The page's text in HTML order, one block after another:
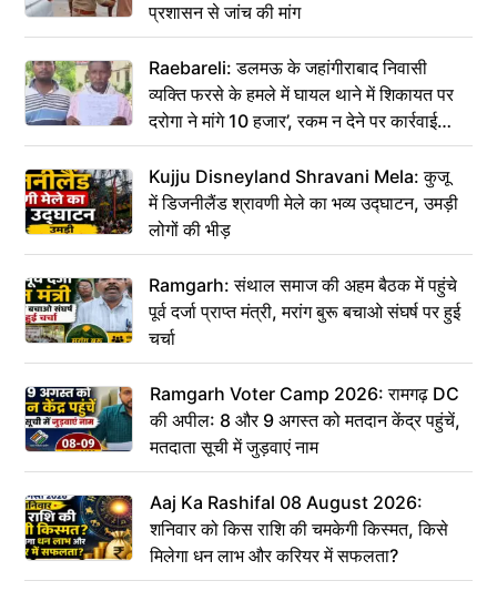
प्रशासन से जांच की मांग
Raebareli: डलमऊ के जहांगीराबाद निवासी
व्यक्ति फरसे के हमले में घायल थाने में शिकायत पर
दरोगा ने मांगे 10 हजार’, रकम न देने पर कार्रवाई
ठंडी!
Kujju Disneyland Shravani Mela: कुजू
में डिजनीलैंड श्रावणी मेले का भव्य उद्घाटन, उमड़ी
लोगों की भीड़
Ramgarh: संथाल समाज की अहम बैठक में पहुंचे
पूर्व दर्जा प्राप्त मंत्री, मरांग बुरू बचाओ संघर्ष पर हुई
चर्चा
Ramgarh Voter Camp 2026: रामगढ़ DC
की अपील: 8 और 9 अगस्त को मतदान केंद्र पहुंचें,
मतदाता सूची में जुड़वाएं नाम
Aaj Ka Rashifal 08 August 2026:
शनिवार को किस राशि की चमकेगी किस्मत, किसे
मिलेगा धन लाभ और करियर में सफलता?